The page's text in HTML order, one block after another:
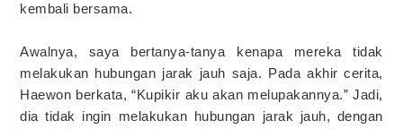
kembali bersama.
Awalnya, saya bertanya-tanya kenapa mereka tidak
melakukan hubungan jarak jauh saja. Pada akhir cerita,
Haewon berkata, “Kupikir aku akan melupakannya.” Jadi,
dia tidak ingin melakukan hubungan jarak jauh, dengan